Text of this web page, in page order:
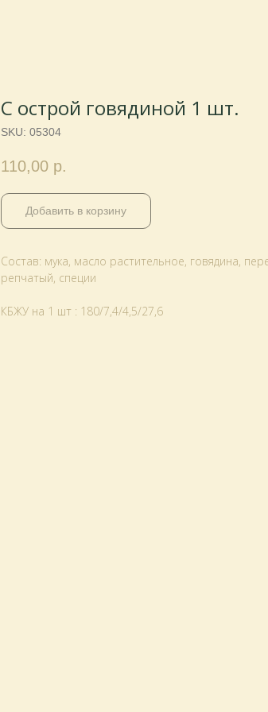
С острой говядиной 1 шт.
SKU: 05304
110,00 р.
Добавить в корзину
Состав: мука, масло растительное, говядина,
репчатый, специи
КБЖУ на 1 шт : 180/7,4/4,5/27,6